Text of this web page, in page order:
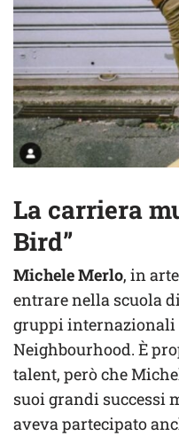
La carriera
Bird”
Michele Merlo, in
entrare nella scuola di
gruppi internazionali
Neighbourhood. È
talent, però che
suoi grandi successi
aveva partecipato